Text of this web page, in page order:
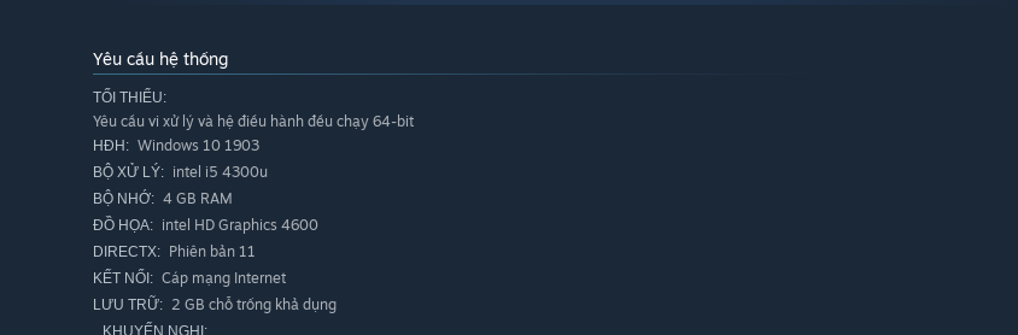
The developer considers this game a lifelong project and plans to provide updates for many years to come. However,
depending on the developer's financial situation, this might not be feasible.
Some features are not fully implemented yet, so please review currently available features before making the
purchase decision.
Refund Policy
We adhere by Steam's refund policy.
As mentioned above, some features are not fully implemented. Please review currently available features before
buying this game.
Yêu cầu hệ thống
TỐI THIỂU:
Yêu cầu vi xử lý và hệ điều hành đều chạy 64-bit
HĐH: Windows 10 1903
BỘ XỬ LÝ: intel i5 4300u
BỘ NHỚ: 4 GB RAM
ĐỒ HỌA: intel HD Graphics 4600
DIRECTX: Phiên bản 11
KẾT NỐI: Cáp mạng Internet
LƯU TRỮ: 2 GB chỗ trống khả dụng